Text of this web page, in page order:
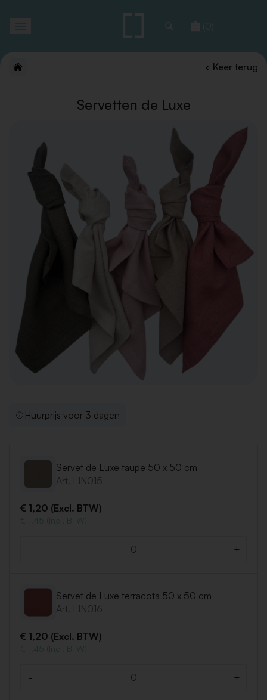
(0)
Keer terug
Servetten de Luxe
Huurprijs voor 3 dagen
Servet de Luxe taupe 50 x 50 cm
Art. LIN015
€ 1,20 (Excl. BTW)
€ 1,45 (Incl. BTW)
- +
Servet de Luxe terracota 50 x 50 cm
Art. LIN016
€ 1,20 (Excl. BTW)
€ 1,45 (Incl. BTW)
- +